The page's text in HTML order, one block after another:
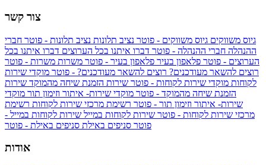
צור קשר
גיוס משווקים גיוס משווקים - פוטר נציב תלונות נציב תלונות - פוטר חברי
ההנהלה חברי ההנהלה - פוטר דברו איתנו בכל הערוצים דברו איתנו בכל
הערוצים - פוטר פלאפון בעיר פלאפון בעיר - פוטר משרות משרות - פוטר
רוצים להשאר מעודכנים? רוצים להשאר מעודכנים? - פוטר מוקדי שירות
לקוחות מוקדי שירות לקוחות - פוטר שירות הזמנת שיחה מהמוקד שירות
הזמנת שיחה מהמוקד - פוטר מוקדי שירות- איתור וזימון תור מוקדי
שירות- איתור וזימון תור - פוטר רשימת מרכזי שירות לקוחות רשימת
מרכזי שירות לקוחות - פוטר שירות לקוחות במייל שירות לקוחות במייל -
פוטר סניפים באילת סניפים באילת - פוטר
אודות